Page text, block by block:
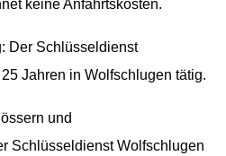
keine Anfahrtskosten.
Der Schlüsseldienst
Jahren in Wolfschlugen tätig.
und
Schlüsseldienst Wolfschlugen